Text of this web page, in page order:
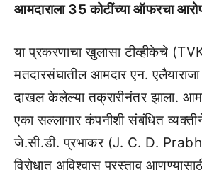
आमदाराला 35 कोटींच्या ऑफरचा
या प्रकरणाचा खुलासा टीव्हीकेचे
मतदारसंघातील आमदार एन. एलैयाराजा
दाखल केलेल्या तक्रारीनंतर झाला.
एका सल्लागार कंपनीशी संबंधित
जे.सी.डी. प्रभाकर (J. C. D.
विरोधात अविश्वास प्रस्ताव